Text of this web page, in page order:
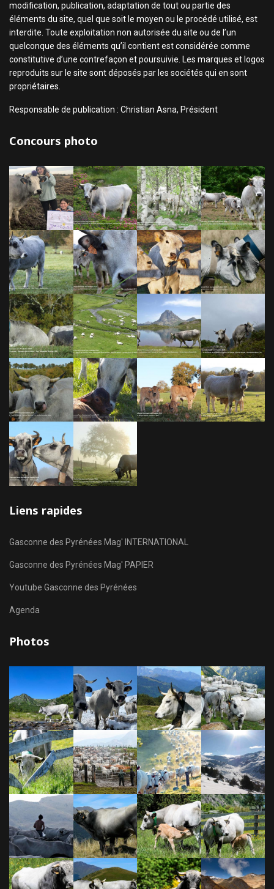
modification, publication, adaptation de tout ou partie des
éléments du site, quel que soit le moyen ou le procédé utilisé, est
interdite. Toute exploitation non autorisée du site ou de l’un
quelconque des éléments qu’il contient est considérée comme
constitutive d’une contrefaçon et poursuivie. Les marques et logos
reproduits sur le site sont déposés par les sociétés qui en sont
propriétaires.
Responsable de publication : Christian Asna, Président
Concours photo
Liens rapides
Gasconne des Pyrénées Mag' INTERNATIONAL
Gasconne des Pyrénées Mag' PAPIER
Youtube Gasconne des Pyrénées
Agenda
Photos